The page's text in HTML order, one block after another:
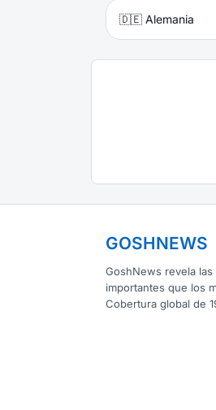
🇩🇪 Alemania
GOSHNEWS
GoshNews revela
importantes que los
Cobertura global de